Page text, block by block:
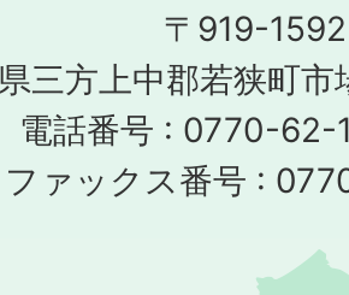
〒919-1592
三方上中郡若狭町
電話番号 : 0770-62-
ファックス番号 :